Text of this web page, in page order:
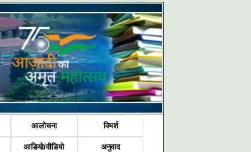
आलोचना विमर्श
आडियो/वीडियो अनुवाद